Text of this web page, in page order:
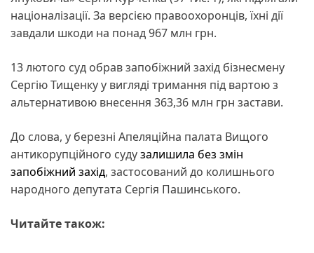
націоналізації. За версією правоохоронців, їхні дії
завдали шкоди на понад 967 млн грн.
13 лютого суд обрав запобіжний захід бізнесмену
Сергію Тищенку у вигляді тримання під вартою з
альтернативою внесення 363,36 млн грн застави.
До слова, у березні Апеляційна палата Вищого
антикорупційного судузалишила без змін
запобіжний захід, застосований до колишнього
народного депутата Сергія Пашинського.
Читайте також: